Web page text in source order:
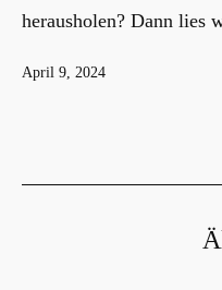
herausholen? Dann lies
Veröffentlicht
April 9, 2024